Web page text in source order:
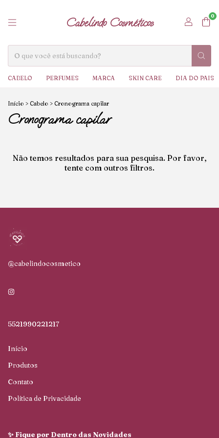
Cabelindo Cosméticos 0
CABELO PERFUMES MARCA SKIN CARE DIA DO PAIS
Início > Cabelo > Cronograma capilar
Cronograma capilar
Não temos resultados para sua pesquisa. Por favor,
tente com outros filtros.
@cabelindocosmetico
5521990221217
Início
Produtos
Contato
Política de Privacidade
✨ Fique por Dentro das Novidades